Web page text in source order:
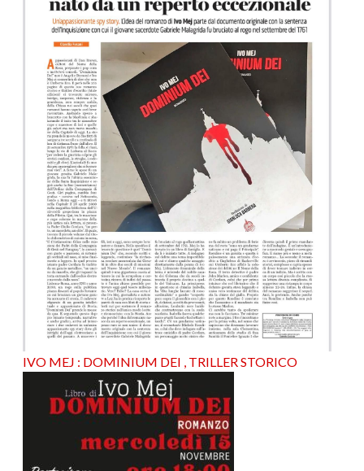
IVO MEJ : DOMINIUM DEI , TRILLER STORICO